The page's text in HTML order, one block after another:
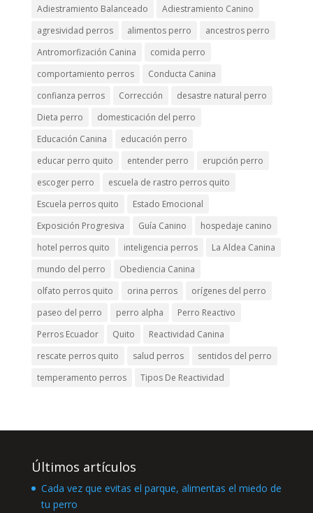
Adiestramiento Balanceado
Adiestramiento Canino
agresividad perros
alimentos perro
ancestros perro
Antromorfización Canina
comida perro
comportamiento perros
Conducta Canina
confianza perros
Corrección
desastre natural perro
Dieta perro
domesticación del perro
Educación Canina
educación perro
educar perro quito
entender perro
erupción perro
escoger perro
escuela de rastro perros quito
Escuela perros quito
Estado Emocional
Exposición Progresiva
Guía Canino
hospedaje canino
hotel perros quito
inteligencia perros
La Aldea Canina
mundo del perro
Obediencia Canina
olfato perros quito
orina perros
orígenes del perro
paseo del perro
perro alpha
Perro Reactivo
Perros Ecuador
Quito
Reactividad Canina
rescate perros quito
salud perros
sentidos del perro
temperamento perros
Tipos De Reactividad
Últimos artículos
Cada vez que evitas el parque, alimentas el miedo de
tu perro